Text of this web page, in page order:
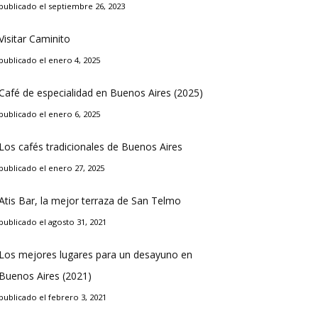
el septiembre 26, 2023
Caminito
el enero 4, 2025
de especialidad en Buenos Aires (2025)
el enero 6, 2025
cafés tradicionales de Buenos Aires
el enero 27, 2025
Bar, la mejor terraza de San Telmo
el agosto 31, 2021
mejores lugares para un desayuno en
Aires (2021)
el febrero 3, 2021